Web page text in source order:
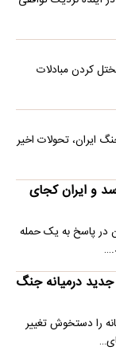
کردن مبادلات
ایران، تحولات اخیر
و ایران کجای
در پاسخ به یک حمله
جدید درمیانه جنگ
را دستخوش تغییر